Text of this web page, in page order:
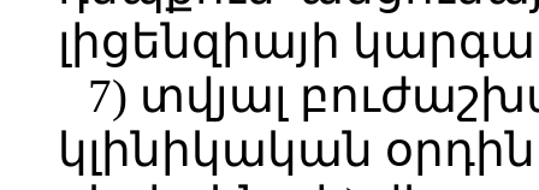
լիցենզիայի
7) տվյալ
կլինիկական